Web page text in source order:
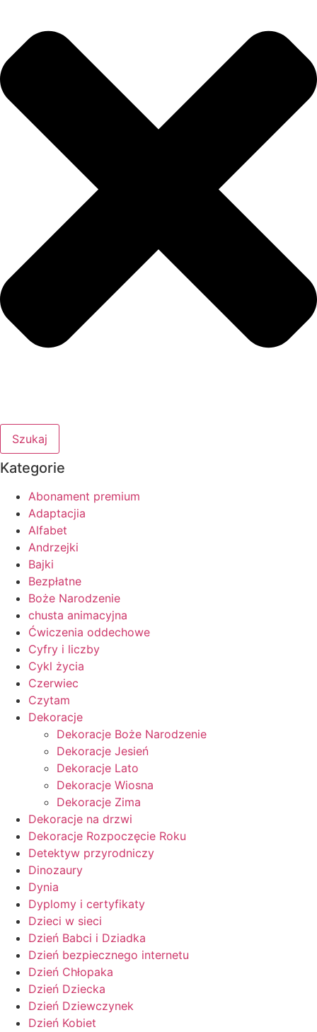
Szukaj
Kategorie
Abonament premium
Adaptacjia
Alfabet
Andrzejki
Bajki
Bezpłatne
Boże Narodzenie
chusta animacyjna
Ćwiczenia oddechowe
Cyfry i liczby
Cykl życia
Czerwiec
Czytam
Dekoracje
Dekoracje Boże Narodzenie
Dekoracje Jesień
Dekoracje Lato
Dekoracje Wiosna
Dekoracje Zima
Dekoracje na drzwi
Dekoracje Rozpoczęcie Roku
Detektyw przyrodniczy
Dinozaury
Dynia
Dyplomy i certyfikaty
Dzieci w sieci
Dzień Babci i Dziadka
Dzień bezpiecznego internetu
Dzień Chłopaka
Dzień Dziecka
Dzień Dziewczynek
Dzień Kobiet